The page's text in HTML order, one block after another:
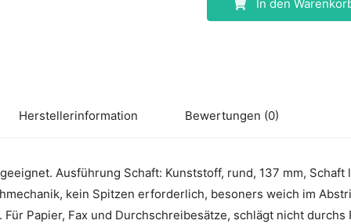
In den
Herstellerinformation Bewertungen (0)
Ausführung Schaft: Kunststoff, rund, 137 mm, Schaft
kein Spitzen erforderlich, besoners weich im
Papier, Fax und Durchschreibesätze, schlägt nicht